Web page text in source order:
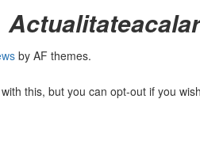
by AF themes.
this, but you can opt-out if you